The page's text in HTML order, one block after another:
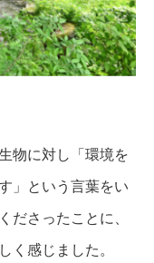
物に対し「環境を
」という言葉をい
ださったことに、
く感じました。